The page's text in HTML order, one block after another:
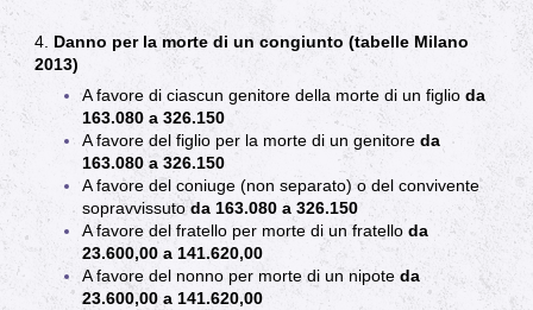
4. Danno per la morte di un congiunto (tabelle Milano
2013)
A favore di ciascun genitore della morte di un figlio da
163.080 a 326.150
A favore del figlio per la morte di un genitore da
163.080 a 326.150
A favore del coniuge (non separato) o del convivente
sopravvissuto da 163.080 a 326.150
A favore del fratello per morte di un fratello da
23.600,00 a 141.620,00
A favore del nonno per morte di un nipote da
23.600,00 a 141.620,00